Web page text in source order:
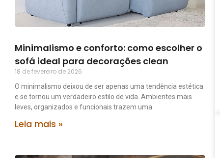
Minimalismo e conforto: como escolher o
sofá ideal para decorações clean
18 de fevereiro de 2026
O minimalismo deixou de ser apenas uma tendência estética
e se tornou um verdadeiro estilo de vida. Ambientes mais
leves, organizados e funcionais trazem uma
Leia mais »